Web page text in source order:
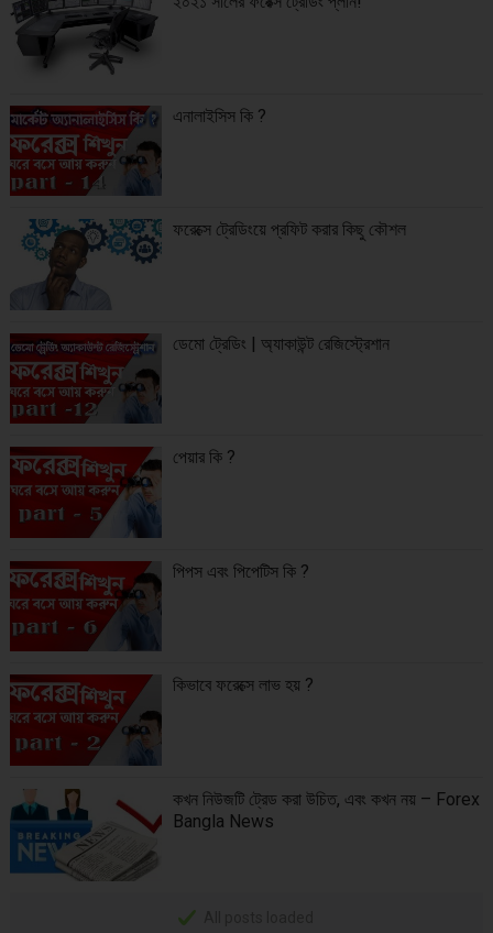
এনালাইসিস কি ?
ফরেক্সে ট্রেডিংয়ে প্রফিট করার কিছু কৌশল
ডেমো ট্রেডিং | অ্যাকাউন্ট রেজিস্ট্রেশান
পেয়ার কি ?
পিপস এবং পিপেটিস কি ?
কিভাবে ফরেক্সে লাভ হয় ?
কখন নিউজটি ট্রেড করা উচিত, এবং কখন নয় – Forex
Bangla News